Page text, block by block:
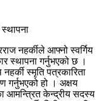
नहर्कीले आफ्नो स्वर्गिय
स्थापना गर्नुभएको छ ।
स्मृति पत्रकारिता
गर्नुभएको हो । अक्षय
आमन्त्रित केन्द्रीय सदस्य